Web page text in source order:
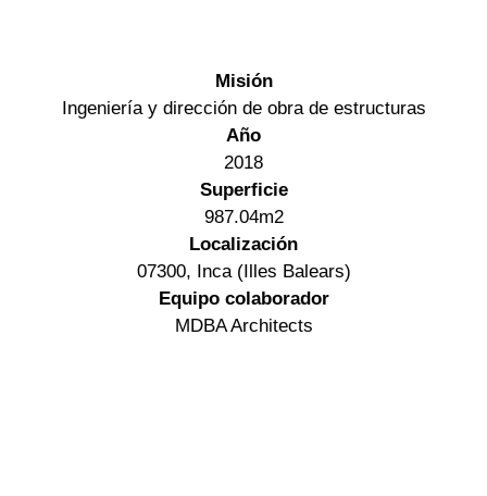
Misión
Ingeniería y dirección de obra de estructuras
Año
2018
Superficie
987.04m2
Localización
07300, Inca (Illes Balears)
Equipo colaborador
MDBA Architects